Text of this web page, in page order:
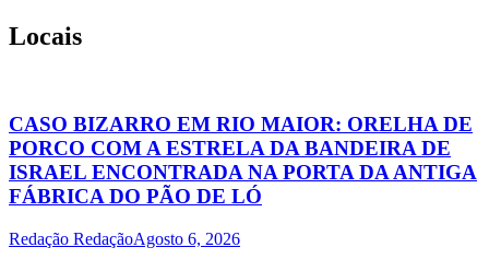
Locais
CASO BIZARRO EM RIO MAIOR: ORELHA DE
PORCO COM A ESTRELA DA BANDEIRA DE
ISRAEL ENCONTRADA NA PORTA DA ANTIGA
FÁBRICA DO PÃO DE LÓ
Redação RedaçãoAgosto 6, 2026